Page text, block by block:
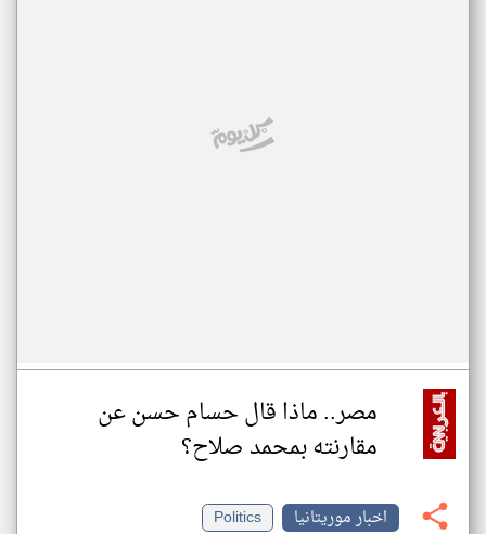
مصر.. ماذا قال حسام حسن عن
مقارنته بمحمد صلاح؟
اخبار موريتانيا
Politics